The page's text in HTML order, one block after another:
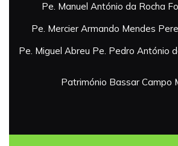
Pe. Manuel António da Rocha
Pe. Mercier Armando Mendes
Pe. Miguel Abreu Pe. Pedro António
Património Bassar Campo